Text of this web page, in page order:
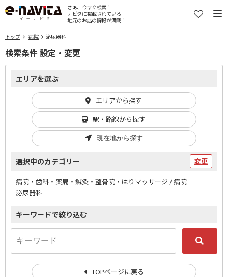
さぁ、今すぐ検索！
ナビタに掲載されている
地元のお店の情報が満載！
トップ 病院 泌尿器科
検索条件 設定・変更
エリアを選ぶ
エリアから探す
駅・路線から探す
現在地から探す
選択中のカテゴリー 変更
病院・歯科・薬局・鍼灸・整骨院・はりマッサージ / 病院
泌尿器科
キーワードで絞り込む
TOPページに戻る